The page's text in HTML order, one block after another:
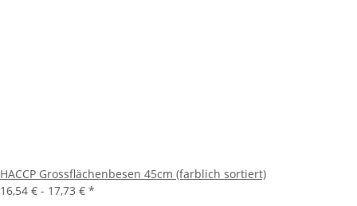
HACCP Grossflächenbesen 45cm (farblich sortiert)
16,54 € - 17,73 € *